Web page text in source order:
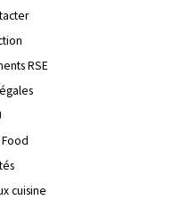
RSE
cuisine